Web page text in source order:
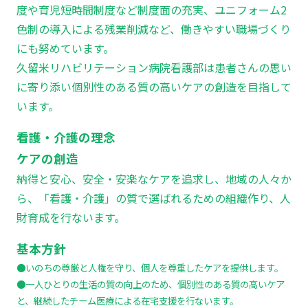
度や育児短時間制度など制度面の充実、ユニフォーム2
色制の導入による残業削減など、働きやすい職場づくり
にも努めています。
久留米リハビリテーション病院看護部は患者さんの思い
に寄り添い個別性のある質の高いケアの創造を目指して
います。
看護・介護の理念
ケアの創造
納得と安心、安全・安楽なケアを追求し、地域の人々か
ら、「看護・介護」の質で選ばれるための組織作り、人
財育成を行ないます。
基本方針
●いのちの尊厳と人権を守り、個人を尊重したケアを提供します。
●一人ひとりの生活の質の向上のため、個別性のある質の高いケア
と、継続したチーム医療による在宅支援を行ないます。